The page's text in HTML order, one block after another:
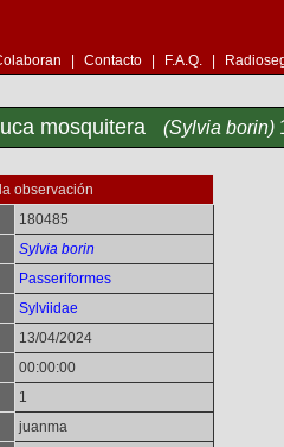
Contacto F.A.Q.
mosquitera (Sylvia borin)
observación
180485
Sylvia borin
Passeriformes
Sylviidae
13/04/2024
00:00:00
1
juanma